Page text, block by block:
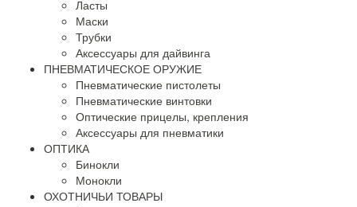
Ласты
Маски
Трубки
Аксессуары для дайвинга
ПНЕВМАТИЧЕСКОЕ ОРУЖИЕ
Пневматические пистолеты
Пневматические винтовки
Оптические прицелы, крепления
Аксессуары для пневматики
ОПТИКА
Бинокли
Монокли
ОХОТНИЧЬИ ТОВАРЫ